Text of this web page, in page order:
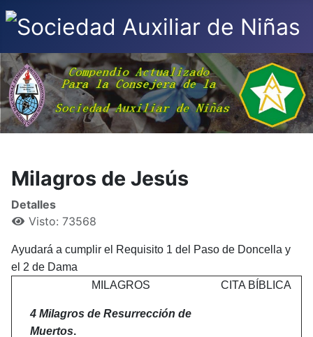
Milagros de Jesús
Detalles
Visto: 73568
Ayudará a cumplir el Requisito 1 del Paso de Doncella y
el 2 de Dama
MILAGROS
CITA BÍBLICA
4 Milagros de Resurrección de
Muertos.